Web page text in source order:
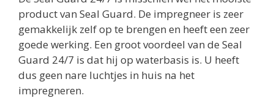
product van Seal Guard. De impregneer is zeer
gemakkelijk zelf op te brengen en heeft een zeer
goede werking. Een groot voordeel van de Seal
Guard 24/7 is dat hij op waterbasis is. U heeft
dus geen nare luchtjes in huis na het
impregneren.